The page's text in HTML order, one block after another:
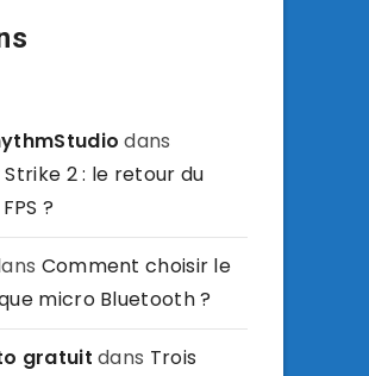
dans
2 : le retour du
?
Comment choisir le
micro Bluetooth ?
gratuit dans Trois